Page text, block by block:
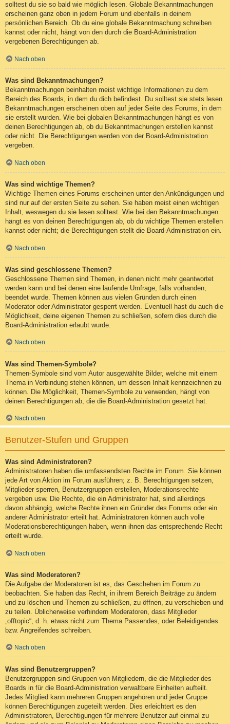
solltest du sie so bald wie möglich lesen. Globale Bekanntmachungen
erscheinen ganz oben in jedem Forum und ebenfalls in deinem
persönlichen Bereich. Ob du eine globale Bekanntmachung schreiben
kannst oder nicht, hängt von den durch die Board-Administration
vergebenen Berechtigungen ab.
Nach oben
Was sind Bekanntmachungen?
Bekanntmachungen beinhalten meist wichtige Informationen zu dem
Bereich des Boards, in dem du dich befindest. Du solltest sie stets lesen.
Bekanntmachungen erscheinen oben auf jeder Seite des Forums, in dem
sie erstellt wurden. Wie bei globalen Bekanntmachungen hängt es von
deinen Berechtigungen ab, ob du Bekanntmachungen erstellen kannst
oder nicht. Die Berechtigungen werden von der Board-Administration
vergeben.
Nach oben
Was sind wichtige Themen?
Wichtige Themen eines Forums erscheinen unter den Ankündigungen und
sind nur auf der ersten Seite zu sehen. Sie haben meist einen wichtigen
Inhalt, weswegen du sie lesen solltest. Wie bei den Bekanntmachungen
hängt es von deinen Berechtigungen ab, ob du wichtige Themen erstellen
kannst oder nicht; die Berechtigungen stellt die Board-Administration ein.
Nach oben
Was sind geschlossene Themen?
Geschlossene Themen sind Themen, in denen nicht mehr geantwortet
werden kann und bei denen eine laufende Umfrage, falls vorhanden,
beendet wurde. Themen können aus vielen Gründen durch einen
Moderator oder Administrator gesperrt werden. Eventuell hast du auch die
Möglichkeit, deine eigenen Themen zu schließen, sofern dies durch die
Board-Administration erlaubt wurde.
Nach oben
Was sind Themen-Symbole?
Themen-Symbole sind vom Autor ausgewählte Bilder, welche mit einem
Thema in Verbindung stehen können, um dessen Inhalt kennzeichnen zu
können. Die Möglichkeit, Themen-Symbole zu verwenden, hängt von
deinen Berechtigungen ab, die die Board-Administration gesetzt hat.
Nach oben
Benutzer-Stufen und Gruppen
Was sind Administratoren?
Administratoren haben die umfassendsten Rechte im Forum. Sie können
jede Art von Aktion im Forum ausführen; z. B. Berechtigungen setzen,
Mitglieder sperren, Benutzergruppen erstellen, Moderationsrechte
vergeben usw. Die Rechte, die ein Administrator hat, sind allerdings
davon abhängig, welche Rechte ihnen ein Gründer des Forums oder ein
anderer Administrator erteilt hat. Administratoren können auch volle
Moderationsberechtigungen haben, wenn ihnen das entsprechende Recht
erteilt wurde.
Nach oben
Was sind Moderatoren?
Die Aufgabe der Moderatoren ist es, das Geschehen im Forum zu
beobachten. Sie haben das Recht, in ihrem Bereich Beiträge zu ändern
und zu löschen und Themen zu schließen, zu öffnen, zu verschieben und
zu teilen. Üblicherweise verhindern Moderatoren, dass Mitglieder
„offtopic“, d. h. etwas nicht zum Thema Passendes, oder Beleidigendes
bzw. Angreifendes schreiben.
Nach oben
Was sind Benutzergruppen?
Benutzergruppen sind Gruppen von Mitgliedern, die die Mitglieder des
Boards in für die Board-Administration verwaltbare Einheiten aufteilt.
Jedes Mitglied kann mehreren Gruppen angehören und jeder Gruppe
können Berechtigungen zugeteilt werden. Dies erleichtert es den
Administratoren, Berechtigungen für mehrere Benutzer auf einmal zu